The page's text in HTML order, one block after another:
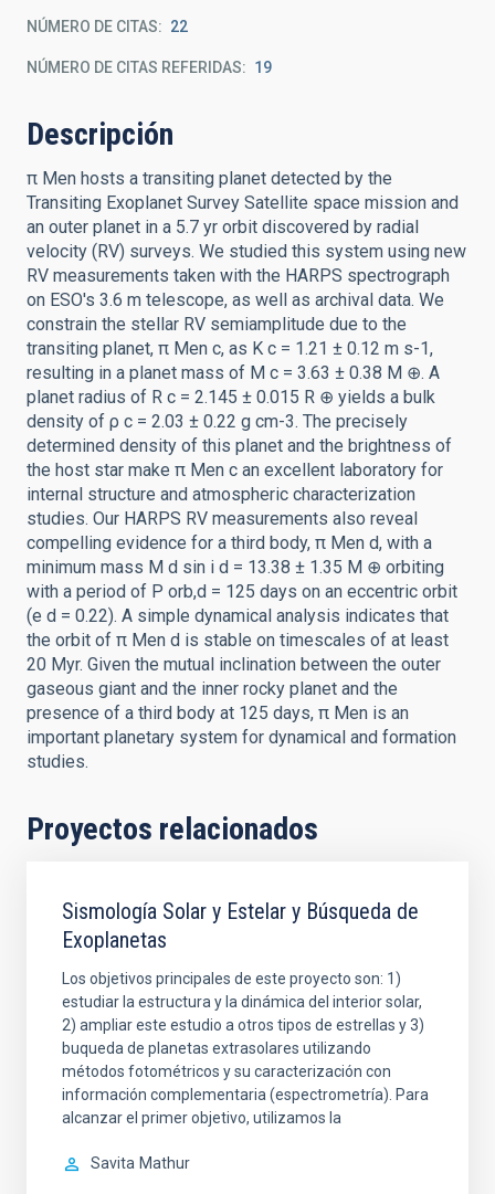
NÚMERO DE CITAS 22
NÚMERO DE CITAS REFERIDAS 19
Descripción
π Men hosts a transiting planet detected by the
Transiting Exoplanet Survey Satellite space mission and
an outer planet in a 5.7 yr orbit discovered by radial
velocity (RV) surveys. We studied this system using new
RV measurements taken with the HARPS spectrograph
on ESO's 3.6 m telescope, as well as archival data. We
constrain the stellar RV semiamplitude due to the
transiting planet, π Men c, as K c = 1.21 ± 0.12 m s-1,
resulting in a planet mass of M c = 3.63 ± 0.38 M ⊕. A
planet radius of R c = 2.145 ± 0.015 R ⊕ yields a bulk
density of ρ c = 2.03 ± 0.22 g cm-3. The precisely
determined density of this planet and the brightness of
the host star make π Men c an excellent laboratory for
internal structure and atmospheric characterization
studies. Our HARPS RV measurements also reveal
compelling evidence for a third body, π Men d, with a
minimum mass M d sin i d = 13.38 ± 1.35 M ⊕ orbiting
with a period of P orb,d = 125 days on an eccentric orbit
(e d = 0.22). A simple dynamical analysis indicates that
the orbit of π Men d is stable on timescales of at least
20 Myr. Given the mutual inclination between the outer
gaseous giant and the inner rocky planet and the
presence of a third body at 125 days, π Men is an
important planetary system for dynamical and formation
studies.
Proyectos relacionados
Sismología Solar y Estelar y Búsqueda de
Exoplanetas
Los objetivos principales de este proyecto son: 1)
estudiar la estructura y la dinámica del interior solar,
2) ampliar este estudio a otros tipos de estrellas y 3)
buqueda de planetas extrasolares utilizando
métodos fotométricos y su caracterización con
información complementaria (espectrometría). Para
alcanzar el primer objetivo, utilizamos la
Savita Mathur